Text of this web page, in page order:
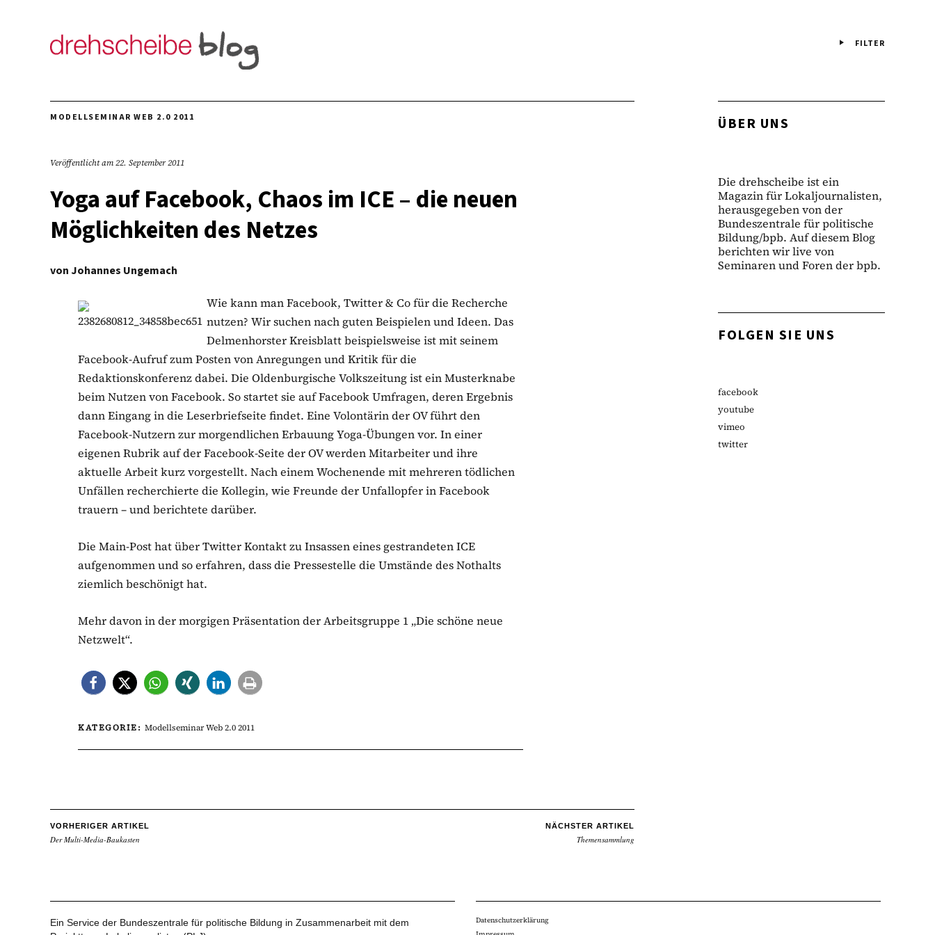
FILTER
MODELLSEMINAR WEB 2.0 2011
Veröffentlicht am22. September 2011
Yoga auf Facebook, Chaos im ICE – die neuen
Möglichkeiten des Netzes
von Johannes Ungemach
Wie kann man Facebook, Twitter & Co für die Recherche
nutzen? Wir suchen nach guten Beispielen und Ideen. Das
Delmenhorster Kreisblatt beispielsweise ist mit seinem
Facebook-Aufruf zum Posten von Anregungen und Kritik für die
Redaktionskonferenz dabei. Die Oldenburgische Volkszeitung ist ein Musterknabe
beim Nutzen von Facebook. So startet sie auf Facebook Umfragen, deren Ergebnis
dann Eingang in die Leserbriefseite findet. Eine Volontärin der OV führt den
Facebook-Nutzern zur morgendlichen Erbauung Yoga-Übungen vor. In einer
eigenen Rubrik auf der Facebook-Seite der OV werden Mitarbeiter und ihre
aktuelle Arbeit kurz vorgestellt. Nach einem Wochenende mit mehreren tödlichen
Unfällen recherchierte die Kollegin, wie Freunde der Unfallopfer in Facebook
trauern – und berichtete darüber.
Die Main-Post hat über Twitter Kontakt zu Insassen eines gestrandeten ICE
aufgenommen und so erfahren, dass die Pressestelle die Umstände des Nothalts
ziemlich beschönigt hat.
Mehr davon in der morgigen Präsentation der Arbeitsgruppe 1 „Die schöne neue
Netzwelt“.
KATEGORIE: Modellseminar Web 2.0 2011
VORHERIGER ARTIKEL
Der Multi-Media-Baukasten
NÄCHSTER ARTIKEL
Themensammlung
ÜBER UNS
Die drehscheibe ist ein
Magazin für Lokaljournalisten,
herausgegeben von der
Bundeszentrale für politische
Bildung/bpb. Auf diesem Blog
berichten wir live von
Seminaren und Foren der bpb.
FOLGEN SIE UNS
facebook
youtube
vimeo
twitter
Ein Service der Bundeszentrale für politische Bildung in Zusammenarbeit mit dem
Datenschutzerklärung